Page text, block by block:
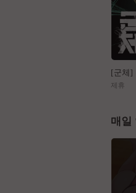
제휴
매일